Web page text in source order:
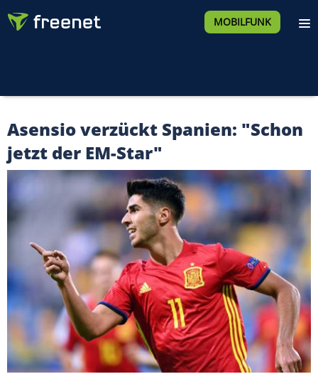
MOBILFUNK
Asensio verzückt Spanien: "Schon
jetzt der EM-Star"